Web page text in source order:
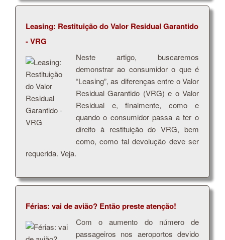
Leasing: Restituição do Valor Residual Garantido
- VRG
Neste artigo, buscaremos
demonstrar ao consumidor o que é
“Leasing”, as diferenças entre o Valor
Residual Garantido (VRG) e o Valor
Residual e, finalmente, como e
quando o consumidor passa a ter o
direito à restituição do VRG, bem
como, como tal devolução deve ser
requerida. Veja.
Férias: vai de avião? Então preste atenção!
Com o aumento do número de
passageiros nos aeroportos devido